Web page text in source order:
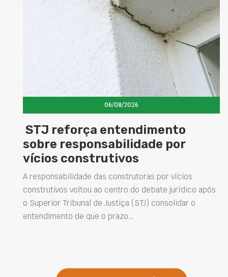
06/08/2026
STJ reforça entendimento
sobre responsabilidade por
vícios construtivos
A responsabilidade das construtoras por vícios
construtivos voltou ao centro do debate jurídico após
o Superior Tribunal de Justiça (STJ) consolidar o
entendimento de que o prazo…